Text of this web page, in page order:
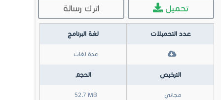
اترك رسالة تحميل
عدد التحميلات
الترخيص
مجاني
لغة البرنامج
عدة لغات
الحجم
52.7 MB